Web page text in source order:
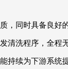
同时具备良好
洗程序，全程
续为下游系统